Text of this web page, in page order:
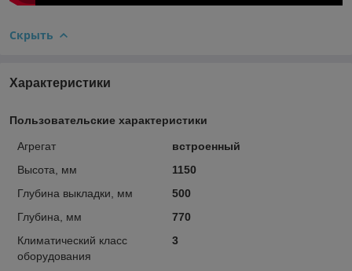
Скрыть
Характеристики
Пользовательские характеристики
Агрегат
встроенный
Высота, мм
1150
Глубина выкладки, мм
500
Глубина, мм
770
Климатический класс
оборудования
3